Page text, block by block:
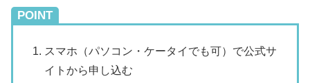
POINT
スマホ（パソコン・ケータイでも可）で公式サ
イトから申し込む